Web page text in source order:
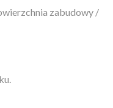
zabudowy /